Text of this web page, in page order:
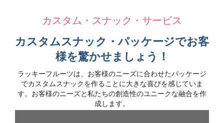
カスタム・スナック・サービス
カスタムスナック・パッケージでお客
様を驚かせましょう！
ラッキーフルーツは、お客様のニーズに合わせたパッケージ
でカスタムスナックを作ることに大きな喜びを感じていま
す。お客様のニーズと私たちの創造性のユニークな融合を作
成します。